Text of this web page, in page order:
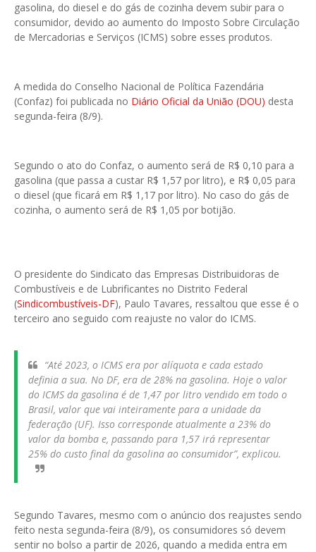
gasolina, do diesel e do gás de cozinha devem subir para o
consumidor, devido ao aumento do Imposto Sobre Circulação
de Mercadorias e Serviços (ICMS) sobre esses produtos.
A medida do Conselho Nacional de Política Fazendária
(Confaz) foi publicada no Diário Oficial da União (DOU) desta
segunda-feira (8/9).
Segundo o ato do Confaz, o aumento será de R$ 0,10 para a
gasolina (que passa a custar R$ 1,57 por litro), e R$ 0,05 para
o diesel (que ficará em R$ 1,17 por litro). No caso do gás de
cozinha, o aumento será de R$ 1,05 por botijão.
O presidente do Sindicato das Empresas Distribuidoras de
Combustíveis e de Lubrificantes no Distrito Federal
(Sindicombustíveis-DF), Paulo Tavares, ressaltou que esse é o
terceiro ano seguido com reajuste no valor do ICMS.
“Até 2023, o ICMS era por alíquota e cada estado
definia a sua. No DF, era de 28% na gasolina. Hoje o valor
do ICMS da gasolina é de 1,47 por litro vendido em todo o
Brasil, valor que vai inteiramente para a unidade da
federação (UF). Isso corresponde atualmente a 23% do
valor da bomba e, passando para 1,57 irá representar
25% do custo final da gasolina ao consumidor”, explicou.
Segundo Tavares, mesmo com o anúncio dos reajustes sendo
feito nesta segunda-feira (8/9), os consumidores só devem
sentir no bolso a partir de 2026, quando a medida entra em